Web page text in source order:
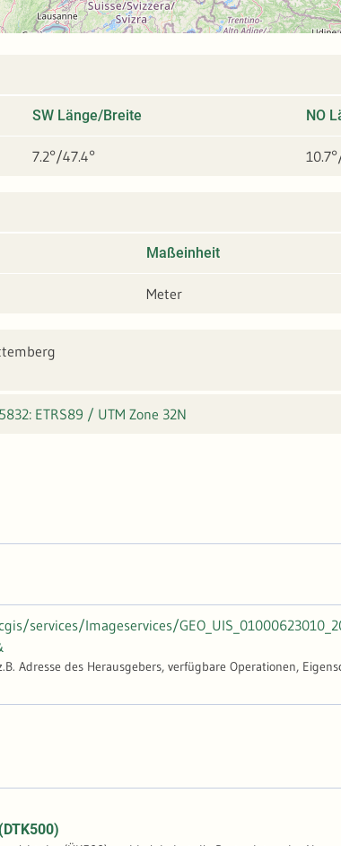
SW Länge/Breite NO
7.2°/47.4°
Maßeinheit
Meter
ETRS89 / UTM Zone 32N
services/Imageservices/
Adresse des Herausgebers, verfügbare Operationen,